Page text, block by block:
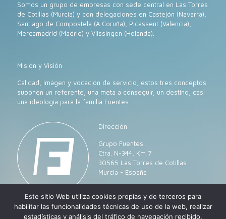
Somos un grupo de empresas con sede central en Las Torres
de Cotillas (Murcia) y con delegaciones en Castejón (Navarra),
Santiago de Compostela (A Coruña), Picassent (Valencia),
Mercamadrid (Madrid) y Vlissingen (Holanda).
Misión y Visión
Calidad, Imágen y vocación de servicio, estos tres conceptos
suponen un referente, una meta a conseguir, un destino, casi
una ideología para la familia Fuentes.
Dirección
Grupo Fuentes
Ctra. N-344, Km 7
30565 Las Torres de Cotillas
Murcia - España
Este sitio Web utiliza cookies propias y de terceros para
habilitar las funcionalidades técnicas de uso de la web, realizar
estadísticas y análisis del tráfico de navegación recibido,